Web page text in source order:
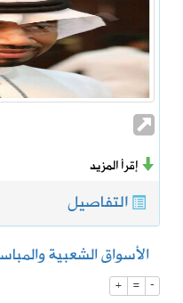
إقرأ المزيد
التفاصيل
الأسواق الشعبية
+ = -